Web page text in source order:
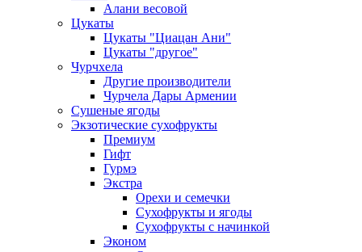
Алани весовой
Цукаты
Цукаты "Циацан Ани"
Цукаты "другое"
Чурчхела
Другие производители
Чурчела Дары Армении
Сушеные ягоды
Экзотические сухофрукты
Премиум
Гифт
Гурмэ
Экстра
Орехи и семечки
Сухофрукты и ягоды
Сухофрукты с начинкой
Эконом